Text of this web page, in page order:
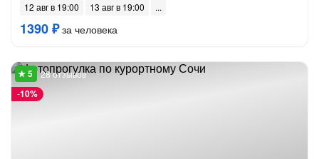
12 авг в 19:00 13 авг в 19:00
1390 ₽за человека
-10%
28 отзывов